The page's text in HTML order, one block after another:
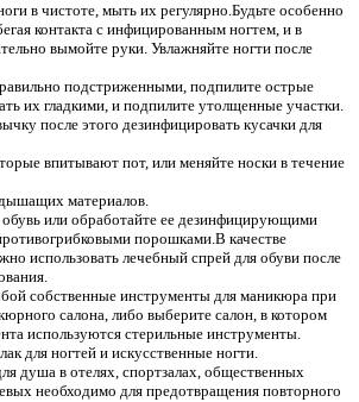
в чистоте, мыть их регулярно.Будьте особенно
контакта с инфицированным ногтем, и в
вымойте руки. Увлажняйте ногти после
подстриженными, подпилите острые
их гладкими, и подпилите утолщенные участки.
после этого дезинфицировать кусачки для
впитывают пот, или меняйте носки в течение
материалов.
или обработайте ее дезинфицирующими
порошками.В качестве
использовать лечебный спрей для обуви после
собственные инструменты для маникюра при
салона, либо выберите салон, в котором
используются стерильные инструменты.
для ногтей и искусственные ногти.
душа в отелях, спортзалах, общественных
необходимо для предотвращения повторного